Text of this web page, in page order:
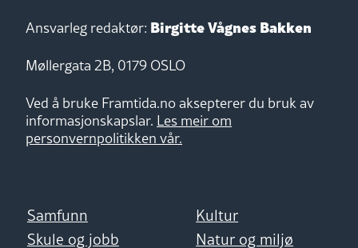
Ansvarleg redaktør: Birgitte Vågnes Bakken
Møllergata 2B, 0179 OSLO
Ved å bruke Framtida.no aksepterer du bruk av
informasjonskapslar. Les meir om
personvernpolitikken vår.
Samfunn
Kultur
Skule og jobb
Natur og miljø